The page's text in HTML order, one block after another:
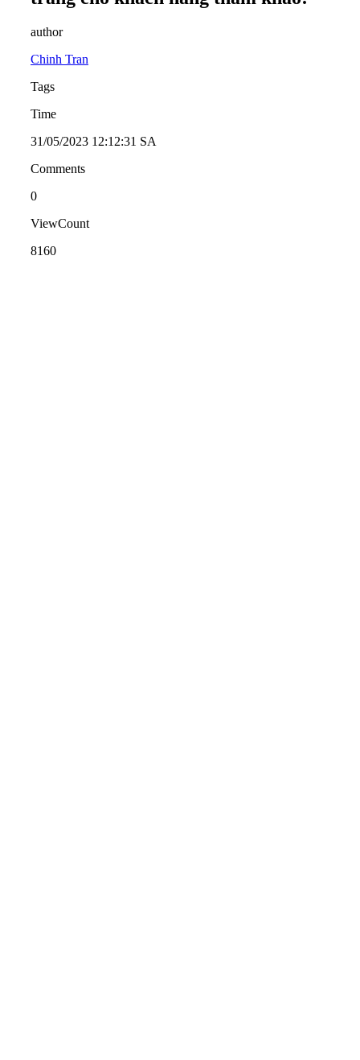
author
Chinh Tran
Tags
Time
31/05/2023 12:12:31 SA
Comments
0
ViewCount
8160